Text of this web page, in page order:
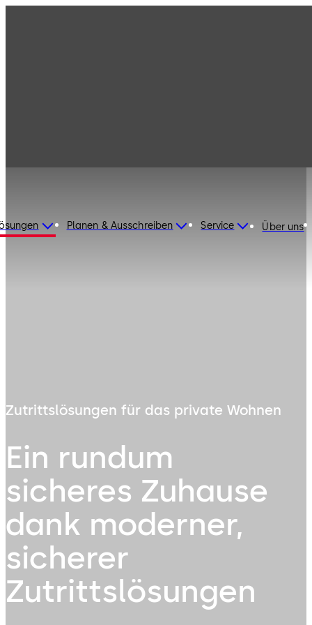
Planen & Ausschreiben Service Über uns
Zutrittslösungen für das private Wohnen
Ein rundum
sicheres Zuhause
dank moderner,
sicherer
Zutrittslösungen